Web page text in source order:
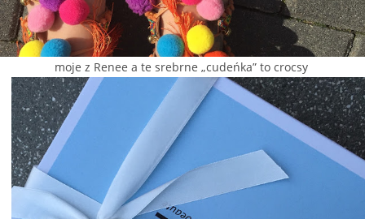
moje z Renee a te srebrne „cudeńka” to crocsy